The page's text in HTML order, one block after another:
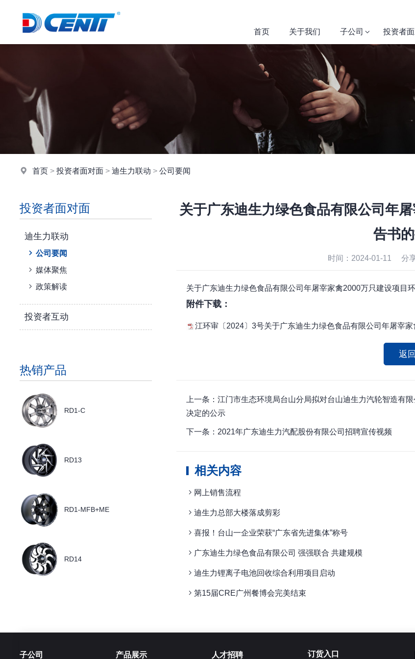
首页 关于我们 子公司 投资者
首页 >投资者面对面 >迪生力联动 >公司要闻
投资者面对面
迪生力联动
公司要闻
媒体聚焦
政策解读
投资者互动
热销产品
RD1-C
RD13
RD1-MFB+ME
RD14
关于广东迪生力绿色食品有限公司年
告书
时间：2024-01-11 分
关于广东迪生力绿色食品有限公司年屠宰家禽2000万只建设项目
附件下载：
江环审〔2024〕3号关于广东迪生力绿色食品有限公司年屠宰
返回
上一条：江门市生态环境局台山分局拟对台山迪生力汽轮智造有
决定的公示
下一条：2021年广东迪生力汽配股份有限公司招聘宣传视频
相关内容
网上销售流程
迪生力总部大楼落成剪彩
喜报！台山一企业荣获“广东省先进集体”称号
广东迪生力绿色食品有限公司 强强联合 共建规模
迪生力锂离子电池回收综合利用项目启动
第15届CRE广州餐博会完美结束
子公司 产品展示 人才招聘 订货入口